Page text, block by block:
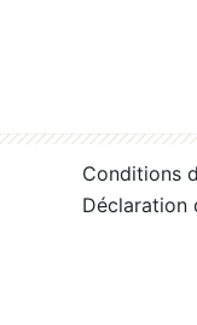
Conditions
Déclaration